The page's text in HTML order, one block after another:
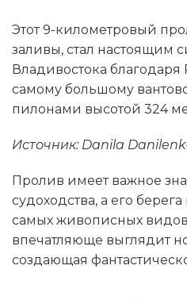
Этот 9-километровый
заливы, стал настоящим
Владивостока
самому большому
пилонами высотой 324
Источник: Danila
Пролив имеет важное
судоходства, а его
самых живописных
впечатляюще выглядит
создающая